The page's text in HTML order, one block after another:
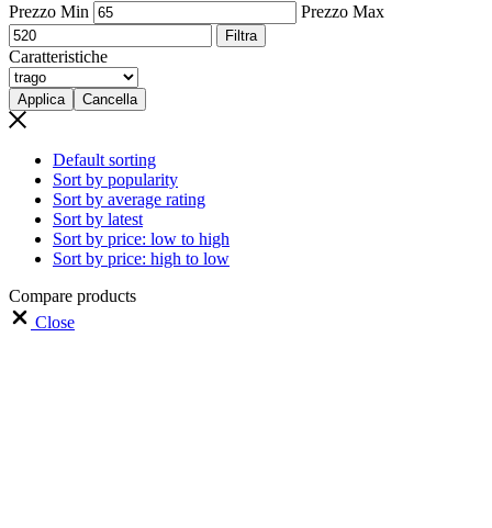
Prezzo Min Prezzo Max
Filtra
Caratteristiche
Applica Cancella
Default sorting
Sort by popularity
Sort by average rating
Sort by latest
Sort by price: low to high
Sort by price: high to low
Compare products
Close